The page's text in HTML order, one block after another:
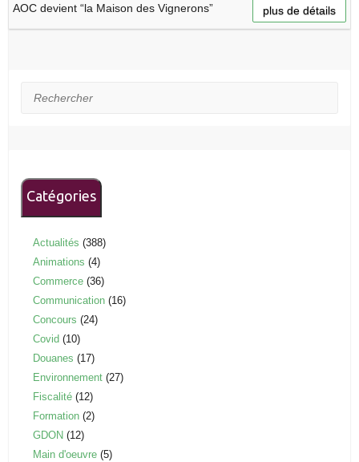
AOC devient “la Maison des Vignerons”
plus de détails
Rechercher
Catégories
Actualités (388)
Animations (4)
Commerce (36)
Communication (16)
Concours (24)
Covid (10)
Douanes (17)
Environnement (27)
Fiscalité (12)
Formation (2)
GDON (12)
Main d'oeuvre (5)